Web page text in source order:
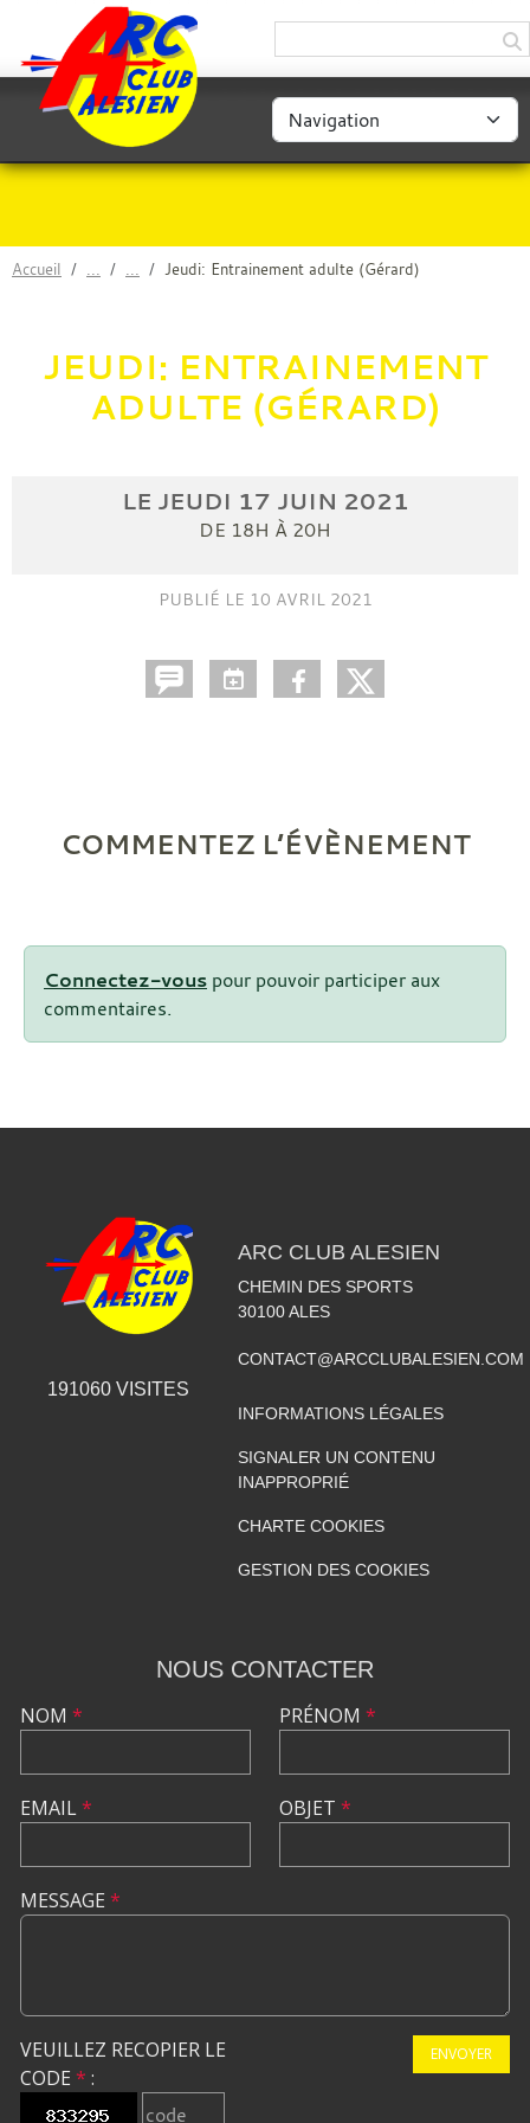
Accueil Jeudi: Entrainement adulte (Gérard)
JEUDI: ENTRAINEMENT
ADULTE (GÉRARD)
LE JEUDI 17 JUIN 2021
DE 18H À 20H
PUBLIÉ LE 10 AVRIL 2021
COMMENTEZ L’ÉVÈNEMENT
Connectez-vous pour pouvoir participer aux
commentaires.
191060 VISITES
ARC CLUB ALESIEN
CHEMIN DES SPORTS
30100 ALES
CONTACT@ARCCLUBALESIEN.COM
INFORMATIONS LÉGALES
SIGNALER UN CONTENU
INAPPROPRIÉ
CHARTE COOKIES
GESTION DES COOKIES
NOUS CONTACTER
NOM *
EMAIL*
PRÉNOM *
OBJET *
MESSAGE *
VEUILLEZ RECOPIER LE
CODE * :
ENVOYER
Panneau de gestion des cookies